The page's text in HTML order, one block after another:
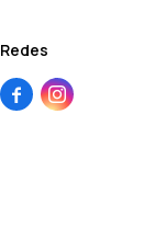
Redes
 